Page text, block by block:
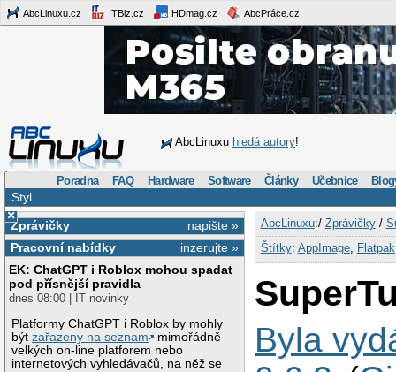
AbcLinuxu.cz ITBiz.cz HDmag.cz AbcPráce.cz
AbcLinuxu hledá autory!
Poradna FAQ Hardware Software Články Učebnice
Styl
×
napište »
Zprávičky
inzerujte »
Pracovní nabídky
EK: ChatGPT i Roblox mohou spadat
pod přísnější pravidla
dnes 08:00 | IT novinky
Platformy ChatGPT i Roblox by mohly
býtzařazeny na seznam
mimořádně
velkých on-line platforem nebo
internetových vyhledávačů, na něž se
AbcLinuxu:/ Zprávičky/
Štítky: AppImage, Flatpak
Byla